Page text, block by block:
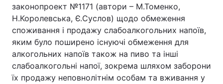
законопроект №1171 (автори – М.Томенко,
Н.Королевська, Є.Суслов) щодо обмеження
споживання і продажу слабоалкогольних напоїв,
яким було поширено існуючі обмеження для
алкогольних напоїв також на пиво та інші
слабоалкогольні напої, зокрема шляхом заборони
їх продажу неповнолітнім особам та вживання у